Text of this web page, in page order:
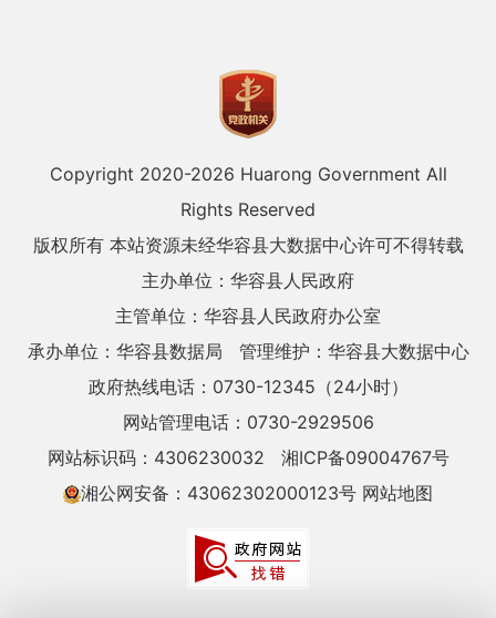
Copyright 2020-2026 Huarong Government All
Rights Reserved
版权所有 本站资源未经华容县大数据中心许可不得转载
主办单位：华容县人民政府
主管单位：华容县人民政府办公室
承办单位：华容县数据局
管理维护：华容县大数据中心
政府热线电话：0730-12345（24小时）
网站管理电话：0730-2929506
网站标识码：4306230032
湘ICP备09004767号
湘公网安备：43062302000123号 网站地图